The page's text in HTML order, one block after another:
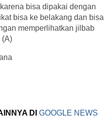
bisa dipakai dengan
bisa ke belakang dan bisa
memperlihatkan jilbab
(A)
DI GOOGLE NEWS